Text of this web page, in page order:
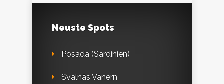
Neuste Spots
Posada (Sardinien)
Svalnäs Vänern